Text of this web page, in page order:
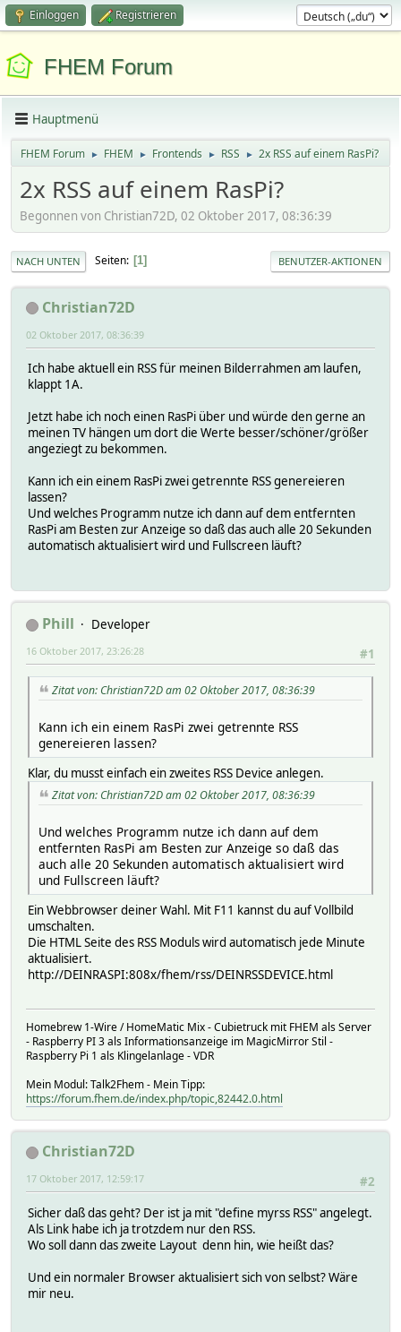
Einloggen Registrieren
FHEM Forum
Hauptmenü
FHEM Forum ► FHEM ► Frontends ► RSS ► 2x RSS auf einem RasPi?
2x RSS auf einem RasPi?
Begonnen von Christian72D, 02 Oktober 2017, 08:36:39
NACH UNTEN Seiten 1 BENUTZER-AKTIONEN
Christian72D
02 Oktober 2017, 08:36:39
Ich habe aktuell ein RSS für meinen Bilderrahmen am laufen,
klappt 1A.
Jetzt habe ich noch einen RasPi über und würde den gerne an
meinen TV hängen um dort die Werte besser/schöner/größer
angeziegt zu bekommen.
Kann ich ein einem RasPi zwei getrennte RSS genereieren
lassen?
Und welches Programm nutze ich dann auf dem entfernten
RasPi am Besten zur Anzeige so daß das auch alle 20 Sekunden
automatisch aktualisiert wird und Fullscreen läuft?
Phill
Developer
#1
16 Oktober 2017, 23:26:28
Zitat von: Christian72D am 02 Oktober 2017, 08:36:39
Kann ich ein einem RasPi zwei getrennte RSS
genereieren lassen?
Klar, du musst einfach ein zweites RSS Device anlegen.
Zitat von: Christian72D am 02 Oktober 2017, 08:36:39
Und welches Programm nutze ich dann auf dem
entfernten RasPi am Besten zur Anzeige so daß das
auch alle 20 Sekunden automatisch aktualisiert wird
und Fullscreen läuft?
Ein Webbrowser deiner Wahl. Mit F11 kannst du auf Vollbild
umschalten.
Die HTML Seite des RSS Moduls wird automatisch jede Minute
aktualisiert.
http://DEINRASPI:808x/fhem/rss/DEINRSSDEVICE.html
Homebrew 1-Wire / HomeMatic Mix - Cubietruck mit FHEM als Server
- Raspberry PI 3 als Informationsanzeige im MagicMirror Stil -
Raspberry Pi 1 als Klingelanlage - VDR
Mein Modul: Talk2Fhem - Mein Tipp:
https://forum.fhem.de/index.php/topic,82442.0.html
Christian72D
#2
17 Oktober 2017, 12:59:17
Sicher daß das geht? Der ist ja mit "define myrss RSS" angelegt.
Als Link habe ich ja trotzdem nur den RSS.
Wo soll dann das zweite Layout denn hin, wie heißt das?
Und ein normaler Browser aktualisiert sich von selbst? Wäre
mir neu.